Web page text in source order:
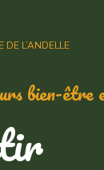
L’ANDELLE
bien-être